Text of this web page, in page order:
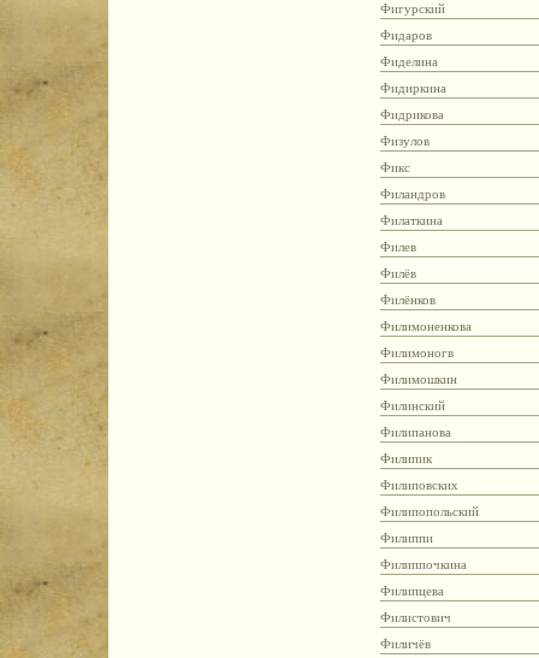
Фигурский
Фидаров
Фиделина
Фидиркина
Фидрикова
Физулов
Фикс
Филандров
Филаткина
Филев
Филёв
Филёнков
Филимоненкова
Филимоногв
Филимошкин
Филинский
Филипанова
Филипик
Филиповских
Филипопольский
Филиппи
Филиппочкина
Филипцева
Филистович
Филичёв